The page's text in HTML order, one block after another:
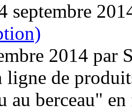
septembre
2014 par
ligne de
au berceau"